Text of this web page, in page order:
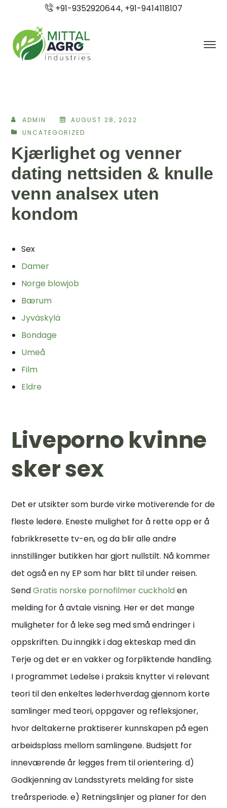
+91-9352920644, +91-9414118107
ADMIN
AUGUST 28, 2022
UNCATEGORIZED
Kjærlighet og venner
dating nettsiden & knulle
venn analsex uten
kondom
Sex
Damer
Norge blowjob
Bærum
Jyväskylä
Bondage
Umeå
Film
Eldre
Liveporno kvinne
sker sex
Det er utsikter som burde virke motiverende for de
fleste ledere. Eneste mulighet for å rette opp er å
fabrikkresette tv-en, og da blir alle andre
innstillinger butikken har gjort nullstilt. Nå kommer
det også en ny EP som har blitt til under reisen.
SendGratis norske pornofilmer cuckholden
melding for å avtale visning. Her er det mange
muligheter for å leke seg med små endringer i
oppskriften. Du inngikk i dag ekteskap med din
Terje og det er en vakker og forpliktende handling.
I programmet Ledelse i praksis knytter vi relevant
teori til den enkeltes lederhverdag gjennom korte
samlinger med teori, oppgaver og refleksjoner,
hvor deltakerne praktiserer kunnskapen på egen
arbeidsplass mellom samlingene. Budsjett for
inneværende år legges frem til orientering. d)
Godkjenning av Landsstyrets melding for siste
treårsperiode. e) Retningslinjer og planer for den